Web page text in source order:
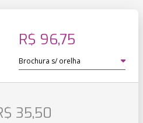
R$ 96,75
35,50